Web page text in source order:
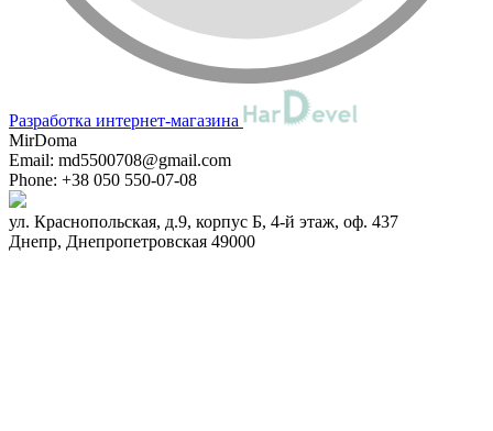
Разработка интернет-магазина
MirDoma
Email: md5500708@gmail.com
Phone: +38 050 550-07-08
ул. Краснопольская, д.9, корпус Б, 4-й этаж, оф. 437
Днепр, Днепропетровская 49000